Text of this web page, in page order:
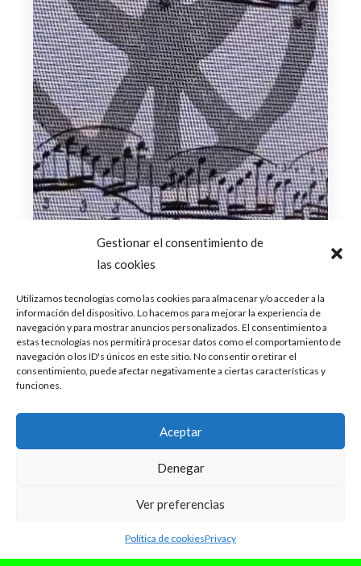
Gestionar el consentimiento de
las cookies
Utilizamos tecnologías como las cookies para almacenar y/o acceder a la
información del dispositivo. Lo hacemos para mejorar la experiencia de
navegación y para mostrar anuncios personalizados. El consentimiento a
estas tecnologías nos permitirá procesar datos como el comportamiento de
navegación o los ID's únicos en este sitio. No consentir o retirar el
consentimiento, puede afectar negativamente a ciertas características y
funciones.
Aceptar
Denegar
Ver preferencias
Política de cookiesPrivacy
octubre 16, 2025
Rosalía: la silencialogía de LUX
competía por dominar el algoritmo,...